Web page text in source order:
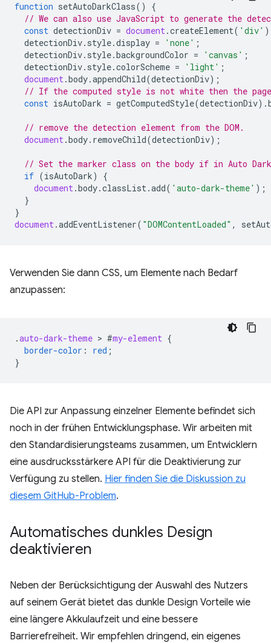
function setAutoDarkClass()
{
// We can also use JavaScript to generate the
const detectionDiv = document.createElement( 'div'
detectionDiv. style.display = 'none' ;
detectionDiv. style.backgroundColor = 'canvas' ;
detectionDiv. style.colorScheme = 'light' ;
document.body.appendChild(detectionDiv);
// If the computed style is not white then the
const isAutoDark = getComputedStyle(detectionDiv).
// remove the detection element from the DOM.
document.body. removeChild(detectionDiv);
// Set the marker class on the body if in Auto Dark
if (isAutoDark)
{
document.body.classList.add( 'auto-dark-theme' );
}
}
document.addEventListener( "DOMContentLoaded" ,
Verwenden Sie dann CSS, um Elemente nach Bedarf
anzupassen:
.auto-dark-theme > #my-element {
border-color : red ;
}
Die API zur Anpassung einzelner Elemente befindet sich
noch in der frühen Entwicklungsphase. Wir arbeiten mit
den Standardisierungsteams zusammen, um Entwicklern
eine ausdrucksstärkere API für die Deaktivierung zur
Verfügung zu stellen. Hier finden Sie die Diskussion zu
diesem GitHub-Problem.
Automatisches dunkles Design
deaktivieren
Neben der Berücksichtigung der Auswahl des Nutzers
auf seinem Gerät bietet das dunkle Design Vorteile wie
eine längere Akkulaufzeit und eine bessere
Barrierefreiheit. Wir empfehlen dringend, ein eigenes